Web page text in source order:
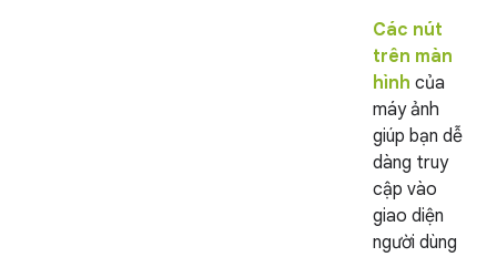
Các nút
trên màn
hình của
máy ảnh
giúp bạn dễ
dàng truy
cập vào
giao diện
người dùng